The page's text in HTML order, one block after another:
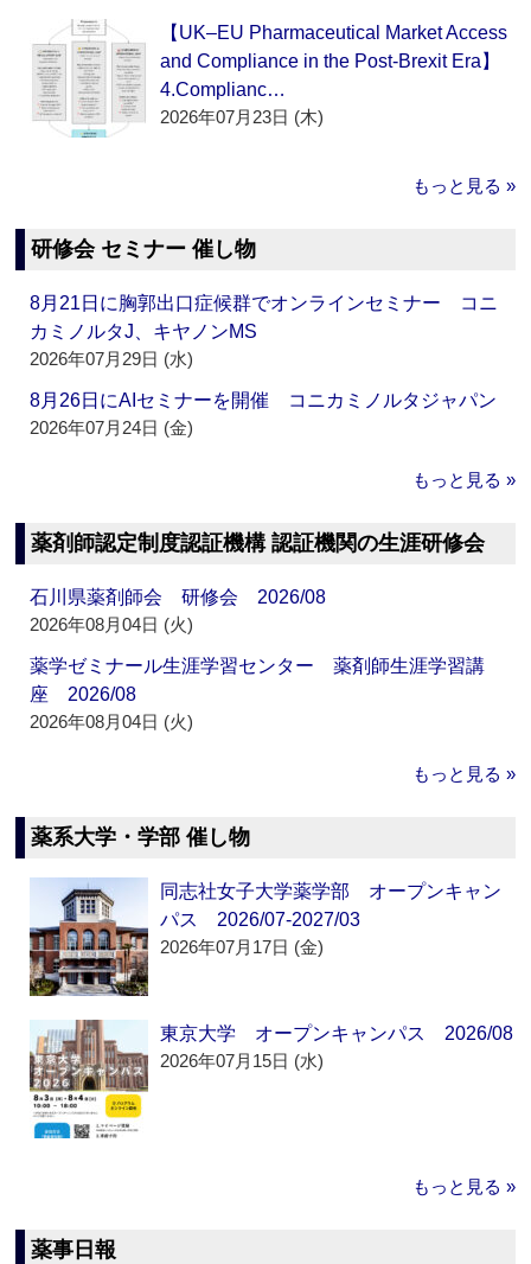
【UK–EU Pharmaceutical Market Access
and Compliance in the Post-Brexit Era】
4.Complianc…
2026年07月23日 (木)
もっと見る »
研修会 セミナー 催し物
8月21日に胸郭出口症候群でオンラインセミナー コニ
カミノルタJ、キヤノンMS
2026年07月29日 (水)
8月26日にAIセミナーを開催 コニカミノルタジャパン
2026年07月24日 (金)
もっと見る »
薬剤師認定制度認証機構 認証機関の生涯研修会
石川県薬剤師会 研修会 2026/08
2026年08月04日 (火)
薬学ゼミナール生涯学習センター 薬剤師生涯学習講
座 2026/08
2026年08月04日 (火)
もっと見る »
薬系大学・学部 催し物
同志社女子大学薬学部 オープンキャン
パス 2026/07-2027/03
2026年07月17日 (金)
東京大学 オープンキャンパス 2026/08
2026年07月15日 (水)
もっと見る »
薬事日報